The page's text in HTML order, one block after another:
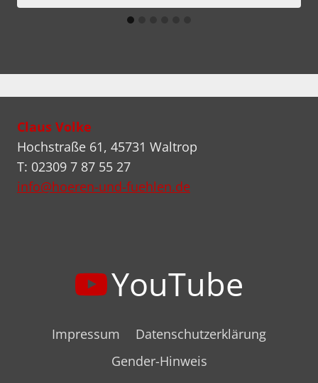
Claus Volke
Hochstraße 61, 45731 Waltrop
T: 02309 7 87 55 27
info@hoeren-und-fuehlen.de
YouTube
Impressum
Datenschutzerklärung
Gender-Hinweis